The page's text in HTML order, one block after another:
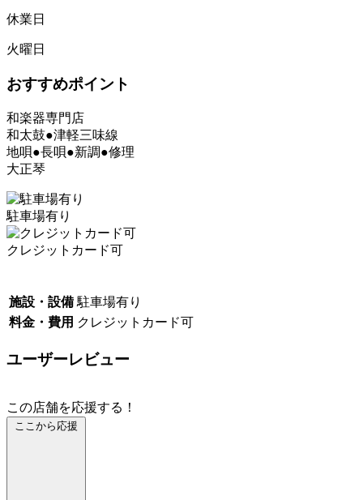
休業日
火曜日
おすすめポイント
和楽器専門店
和太鼓●津軽三味線
地唄●長唄●新調●修理
大正琴
駐車場有り
クレジットカード可
施設・設備 駐車場有り
料金・費用 クレジットカード可
ユーザーレビュー
この店舗を応援する！
ここから応援